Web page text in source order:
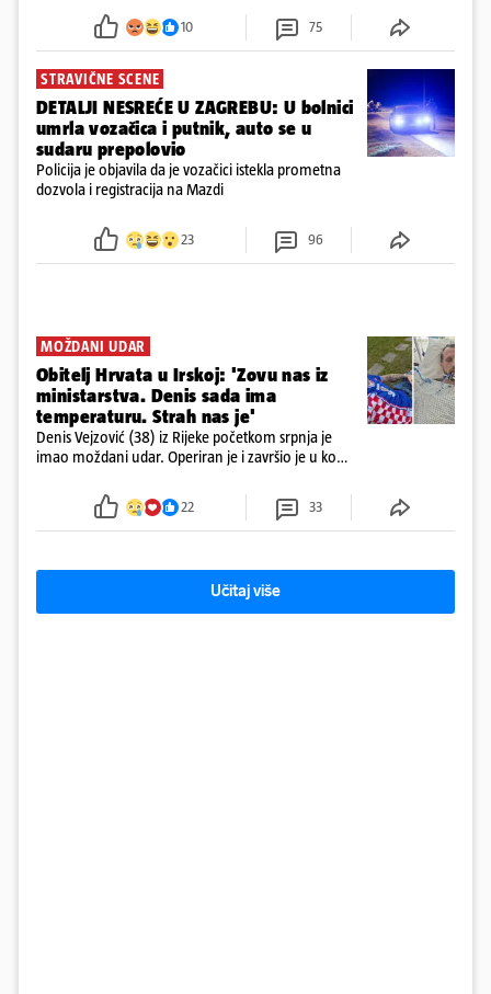
požar, rekao je vlasnik
10 75
STRAVIČNE SCENE
DETALJI NESREĆE U ZAGREBU: U bolnici
umrla vozačica i putnik, auto se u
sudaru prepolovio
Policija je objavila da je vozačici istekla prometna
dozvola i registracija na Mazdi
23 96
MOŽDANI UDAR
Obitelj Hrvata u Irskoj: 'Zovu nas iz
ministarstva. Denis sada ima
temperaturu. Strah nas je'
Denis Vejzović (38) iz Rijeke početkom srpnja je
imao moždani udar. Operiran je i završio je u komi.
tamošnji liječnici ne vjeruju u oporavak: 'Imamo
22 33
Učitaj više